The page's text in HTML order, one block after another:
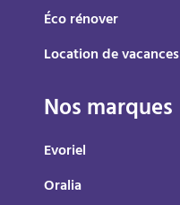
Éco rénover
Location de vacances
Nos marques
Evoriel
Oralia